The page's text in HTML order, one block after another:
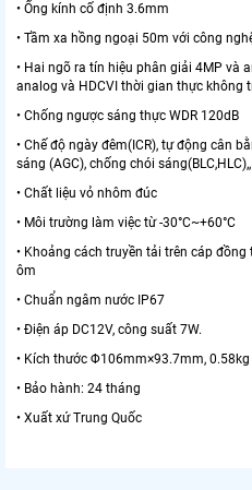
​• Ống kính cố định 3.6mm
• Tầm xa hồng ngoại 50m với công
• Hai ngõ ra tín hiệu phân giải 4MP và
analog và HDCVI thời gian thực không
​• Chống ngược sáng thực WDR 120dB
• Chế độ ngày đêm(ICR), tự động cân
sáng (AGC), chống chói
• Chất liệu vỏ nhôm đúc
• Môi trường làm việc từ -30°C~+60°C
• Khoảng cách truyền tải trên cáp
ôm
• Chuẩn ngâm nước IP67
• Điện áp DC12V, công suất 7W.
• Kích thước Φ106mm×93.7mm, 0.58kg
• Bảo hành: 24 tháng
• Xuất xứ Trung Quốc